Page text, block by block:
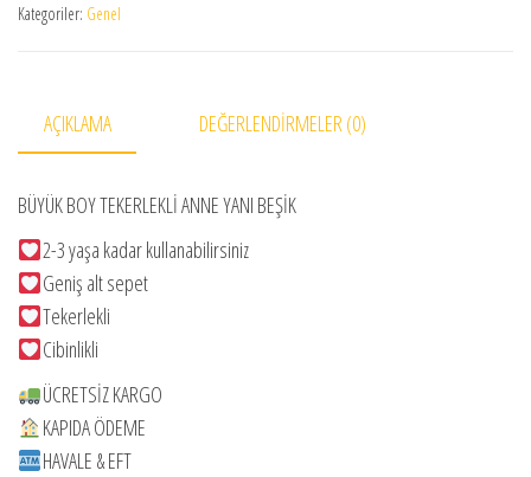
Kategoriler: Genel
AÇIKLAMA DEĞERLENDIRMELER (0)
BÜYÜK BOY TEKERLEKLİ ANNE YANI BEŞİK
2-3 yaşa kadar kullanabilirsiniz
Geniş alt sepet
Tekerlekli
Cibinlikli
ÜCRETSİZ KARGO
KAPIDA ÖDEME
HAVALE & EFT